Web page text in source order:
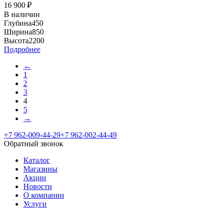
16 900 ₽
В наличии
Глубина450
Ширина850
Высота2200
Подробнее
←
1
2
3
4
5
→
+7 962-009-44-29+7 962-002-44-49
Обратный звонок
Каталог
Магазины
Акции
Новости
О компании
Услуги